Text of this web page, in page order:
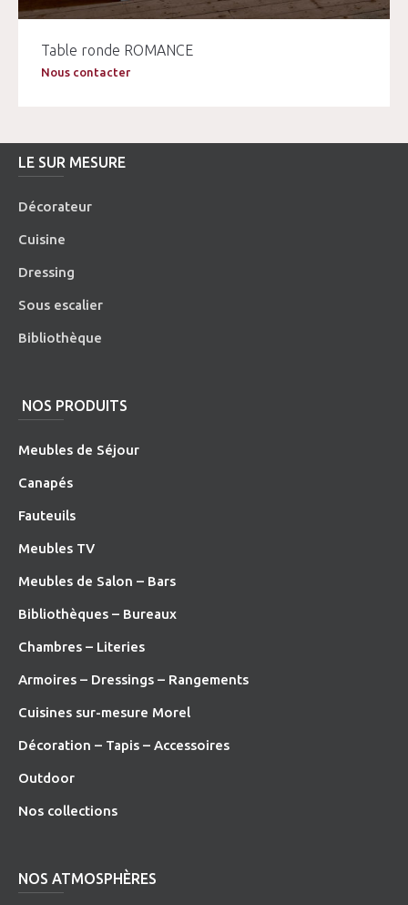
Table ronde ROMANCE
Nous contacter
LE SUR MESURE
Décorateur
Cuisine
Dressing
Sous escalier
Bibliothèque
NOS PRODUITS
Meubles de Séjour
Canapés
Fauteuils
Meubles TV
Meubles de Salon – Bars
Bibliothèques – Bureaux
Chambres – Literies
Armoires – Dressings – Rangements
Cuisines sur-mesure Morel
Décoration – Tapis – Accessoires
Outdoor
Nos collections
NOS ATMOSPHÈRES